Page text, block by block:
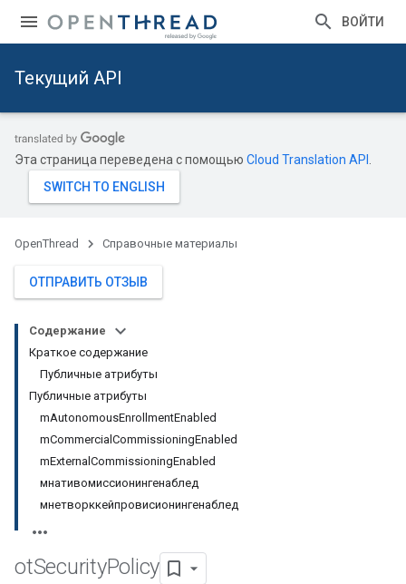
ВОЙТИ
Текущий API
Эта страница переведена с помощью Cloud Translation API
OpenThread Справочные материалы
ОТПРАВИТЬ ОТЗЫВ
Содержание
Краткое содержание
Публичные атрибуты
Публичные атрибуты
mAutonomousEnrollmentEnabled
mCommercialCommissioningEnabled
mExternalCommissioningEnabled
мнативомиссионингенаблед
мнетворккейпровисионингенаблед
otSecurityPolicy